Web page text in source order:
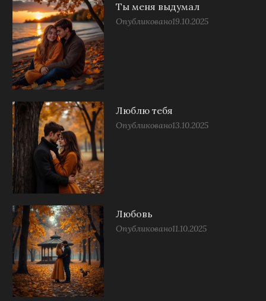
Ты меня выдумал
Опубликовано19.10.2025
Люблю тебя
Опубликовано13.10.2025
Любовь
Опубликовано11.10.2025